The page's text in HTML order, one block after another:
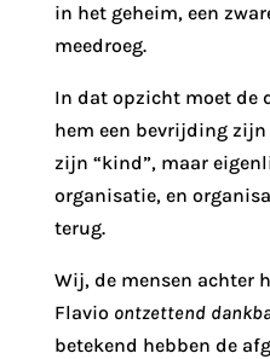
in het geheim, een
meedroeg.
In dat opzicht moet de
hem een bevrijding zijn
zijn “kind”, maar
organisatie, en
terug.
Wij, de mensen achter
Flavio ontzettend
betekend hebben de